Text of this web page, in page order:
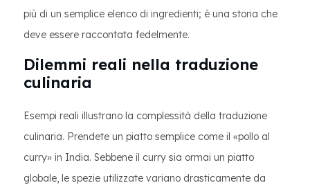
più di un semplice elenco di ingredienti; è una storia che
deve essere raccontata fedelmente.
Dilemmi reali nella traduzione
culinaria
Esempi reali illustrano la complessità della traduzione
culinaria. Prendete un piatto semplice come il «pollo al
curry» in India. Sebbene il curry sia ormai un piatto
globale, le spezie utilizzate variano drasticamente da